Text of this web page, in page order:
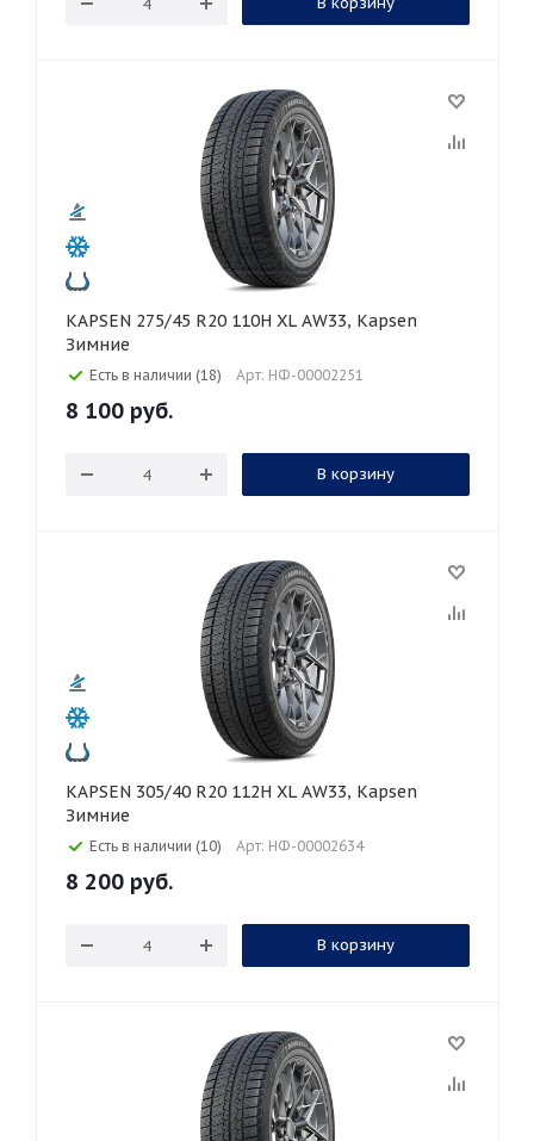
KAPSEN 275/45 R20 110H XL AW33, Kapsen
Зимние
Есть в наличии (18) Арт: НФ-00002251
8 100 руб.
В корзину
KAPSEN 305/40 R20 112H XL AW33, Kapsen
Зимние
Есть в наличии (10) Арт: НФ-00002634
8 200 руб.
В корзину